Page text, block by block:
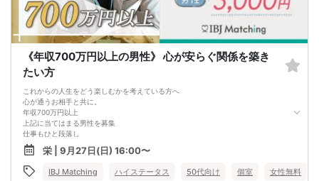
《年収700万円以上の男性》 心が安らぐ関係を築き
たい方
これからの人生をどう楽しむかを考えている方へ
心が通うお相手と共に。
年収700万円以上
上記に当てはまる男性を募集
仕事もひと段落し
自分の時間を楽しめるようになった今
誰かと語らう時間があれば
もっと 楽しいかもしれない
ただの恋愛ではなく
栄 | 9月27日(日) 16:00〜
IBJ Matching ハイステータス 50代向け 個室 女性無料